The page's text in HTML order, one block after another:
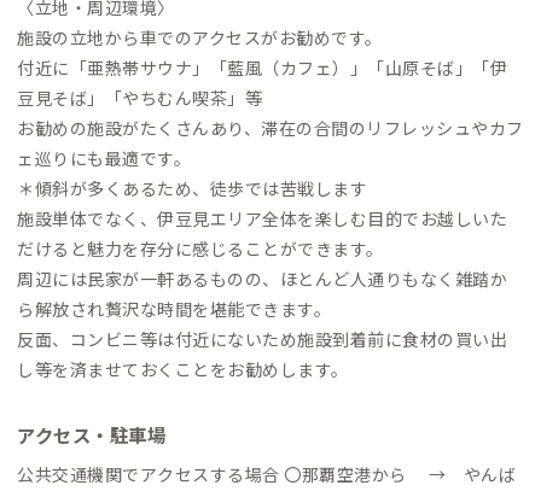
〈立地・周辺環境〉
施設の立地から車でのアクセスがお勧めです。
付近に「亜熱帯サウナ」「藍風（カフェ）」「山原そば」「伊
豆見そば」「やちむん喫茶」等
お勧めの施設がたくさんあり、滞在の合間のリフレッシュやカフ
ェ巡りにも最適です。
＊傾斜が多くあるため、徒歩では苦戦します
施設単体でなく、伊豆見エリア全体を楽しむ目的でお越しいた
だけると魅力を存分に感じることができます。
周辺には民家が一軒あるものの、ほとんど人通りもなく雑踏か
ら解放され贅沢な時間を堪能できます。
反面、コンビニ等は付近にないため施設到着前に食材の買い出
し等を済ませておくことをお勧めします。
アクセス・駐車場
公共交通機関でアクセスする場合 〇那覇空港から → やんば